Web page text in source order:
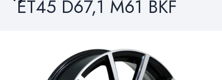
ET45 D67,1 M61 BKF